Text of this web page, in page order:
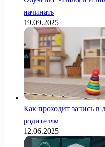
начинать
19.09.2025
Как проходит запись в
родителям
12.06.2025